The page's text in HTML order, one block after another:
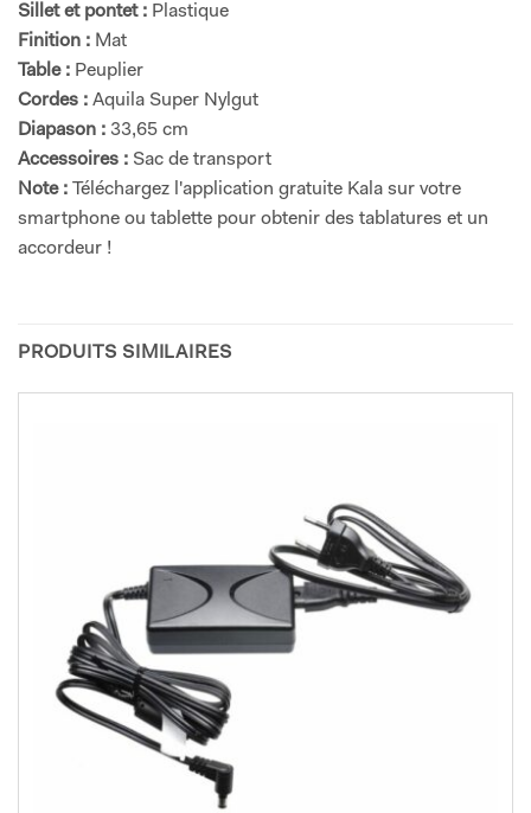
Sillet et pontet : Plastique
Finition : Mat
Table : Peuplier
Cordes : Aquila Super Nylgut
Diapason : 33,65 cm
Accessoires : Sac de transport
Note : Téléchargez l'application gratuite Kala sur votre
smartphone ou tablette pour obtenir des tablatures et un
accordeur !
PRODUITS SIMILAIRES